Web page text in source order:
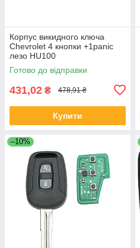
Корпус викидного ключа
Chevrolet 4 кнопки +1panic
лезо HU100
Готово до відправки
431,02 ₴ 478,91 ₴
Купити
–10%